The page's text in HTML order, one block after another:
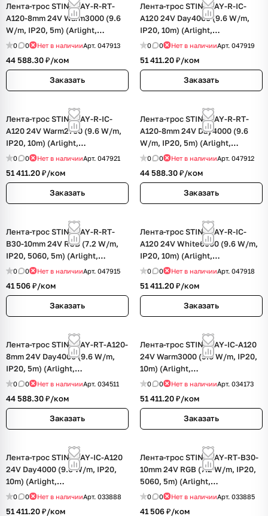
Лента-трос STINGRAY-R-RT-
A120-8mm 24V Warm3000 (9.6
W/m, IP20, 5m) (Arlight,
Сталь+Алюминий)
0 0 Нет в наличииАрт. 047913
44 588.30 ₽/ком
Заказать
Лента-трос STINGRAY-R-IC-
A120 24V Day4000 (9.6 W/m,
IP20, 10m) (Arlight,
Сталь+Алюминий)
0 0 Нет в наличииАрт. 047919
51 411.20 ₽/ком
Заказать
Лента-трос STINGRAY-R-IC-
A120 24V Warm2700 (9.6 W/m,
IP20, 10m) (Arlight,
Сталь+Алюминий)
0 0 Нет в наличииАрт. 047921
51 411.20 ₽/ком
Заказать
Лента-трос STINGRAY-R-RT-
A120-8mm 24V Day4000 (9.6
W/m, IP20, 5m) (Arlight,
Сталь+Алюминий)
0 0 Нет в наличииАрт. 047912
44 588.30 ₽/ком
Заказать
Лента-трос STINGRAY-R-RT-
B30-10mm 24V RGB (7.2 W/m,
IP20, 5060, 5m) (Arlight,
Сталь+Алюминий)
0 0 Нет в наличииАрт. 047915
41 506 ₽/ком
Заказать
Лента-трос STINGRAY-R-IC-
A120 24V White6000 (9.6 W/m,
IP20, 10m) (Arlight,
Сталь+Алюминий)
0 0 Нет в наличииАрт. 047918
51 411.20 ₽/ком
Заказать
Лента-трос STINGRAY-RT-A120-
8mm 24V Day4000 (9.6 W/m,
IP20, 5m) (Arlight,
Сталь+Алюминий)
0 0 Нет в наличииАрт. 034511
44 588.30 ₽/ком
Заказать
Лента-трос STINGRAY-IC-A120
24V Warm3000 (9.6 W/m, IP20,
10m) (Arlight,
Сталь+Алюминий)
0 0 Нет в наличииАрт. 034173
51 411.20 ₽/ком
Заказать
Лента-трос STINGRAY-IC-A120
24V Day4000 (9.6 W/m, IP20,
10m) (Arlight,
Сталь+Алюминий)
0 0 Нет в наличииАрт. 033888
51 411.20 ₽/ком
Лента-трос STINGRAY-RT-B30-
10mm 24V RGB (7.2 W/m, IP20,
5060, 5m) (Arlight,
Сталь+Алюминий)
0 0 Нет в наличииАрт. 033885
41 506 ₽/ком